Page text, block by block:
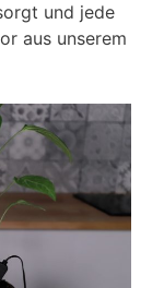
und jede
aus unserem